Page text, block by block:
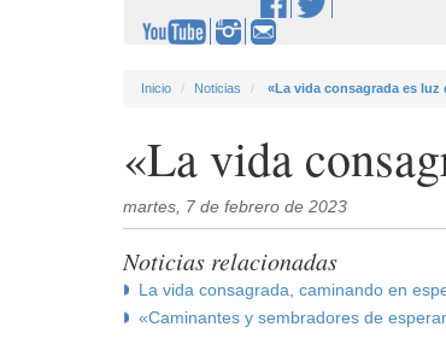
Inicio Noticias «La vida consagrada es
«La vida
martes, 7 de febrero de 2023
Noticias relacionadas
La vida consagrada, caminando en
«Caminantes y sembradores de